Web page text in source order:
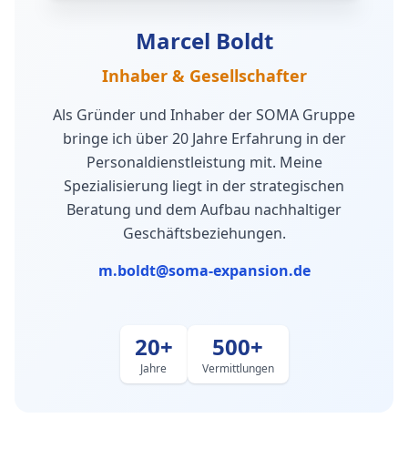
Marcel Boldt
Inhaber & Gesellschafter
Als Gründer und Inhaber der SOMA Gruppe
bringe ich über 20 Jahre Erfahrung in der
Personaldienstleistung mit. Meine
Spezialisierung liegt in der strategischen
Beratung und dem Aufbau nachhaltiger
Geschäftsbeziehungen.
m.boldt@soma-expansion.de
20+
Jahre
500+
Vermittlungen